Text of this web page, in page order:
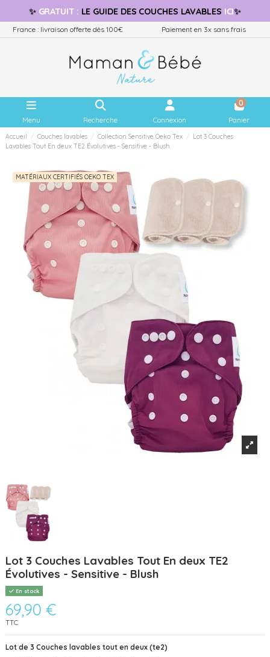
✨ GRATUIT: LE GUIDE DES COUCHES LAVABLES ICI✨
France : livraison offerte dès 100€ Paiement en 3x sans frais
Menu Recherche Connexion
0
Panier
Accueil Couches lavables Collection Sensitive Oeko Tex
Lot 3 Couches
Lavables Tout En deux TE2 Évolutives - Sensitive - Blush
MATÉRIAUX CERTIFIÉS OEKO TEX
Lot 3 Couches Lavables Tout En deux TE2
Évolutives - Sensitive - Blush
En stock
69,90 €
TTC
Lot de 3 Couches lavables tout en deux (te2)